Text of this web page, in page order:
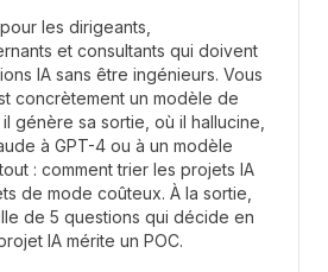
les dirigeants,
et consultants qui doivent
IA sans être ingénieurs. Vous
concrètement un modèle de
génère sa sortie, où il hallucine,
à GPT-4 ou à un modèle
: comment trier les projets IA
de mode coûteux. À la sortie,
de 5 questions qui décide en
IA mérite un POC.